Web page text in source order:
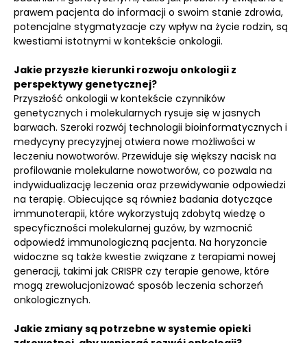
prawem pacjenta do informacji o swoim stanie zdrowia,
potencjalne stygmatyzacje czy wpływ na życie rodzin, są
kwestiami istotnymi w kontekście onkologii.
Jakie przyszłe kierunki rozwoju onkologii z
perspektywy genetycznej?
Przyszłość onkologii w kontekście czynników
genetycznych i molekularnych rysuje się w jasnych
barwach. Szeroki rozwój technologii bioinformatycznych i
medycyny precyzyjnej otwiera nowe możliwości w
leczeniu nowotworów. Przewiduje się większy nacisk na
profilowanie molekularne nowotworów, co pozwala na
indywidualizację leczenia oraz przewidywanie odpowiedzi
na terapię. Obiecujące są również badania dotyczące
immunoterapii, które wykorzystują zdobytą wiedzę o
specyficzności molekularnej guzów, by wzmocnić
odpowiedź immunologiczną pacjenta. Na horyzoncie
widoczne są także kwestie związane z terapiami nowej
generacji, takimi jak CRISPR czy terapie genowe, które
mogą zrewolucjonizować sposób leczenia schorzeń
onkologicznych.
Jakie zmiany są potrzebne w systemie opieki